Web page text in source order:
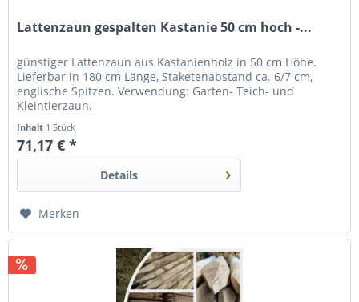
Lattenzaun gespalten Kastanie 50 cm hoch -...
günstiger Lattenzaun aus Kastanienholz in 50 cm Höhe.
Lieferbar in 180 cm Länge, Staketenabstand ca. 6/7 cm,
englische Spitzen. Verwendung: Garten- Teich- und
Kleintierzaun.
Inhalt 1 Stück
71,17 € *
Details
Merken